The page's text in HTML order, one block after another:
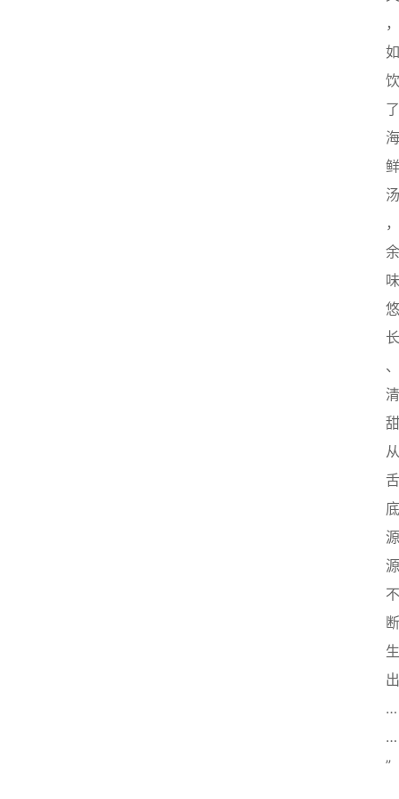
，
如
饮
了
海
鲜
汤
，
余
味
悠
长
、
清
甜
从
舌
底
源
源
不
断
生
出
…
…
”